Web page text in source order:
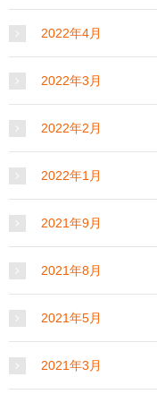
2022年4月
2022年3月
2022年2月
2022年1月
2021年9月
2021年8月
2021年5月
2021年3月